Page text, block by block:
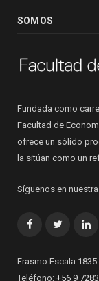
SOMOS
Fundada como
Facultad de
ofrece un sólido
la sitúan como un
Síguenos en
FacebookTwitter
Erasmo Escala
Teléfono: +56 9